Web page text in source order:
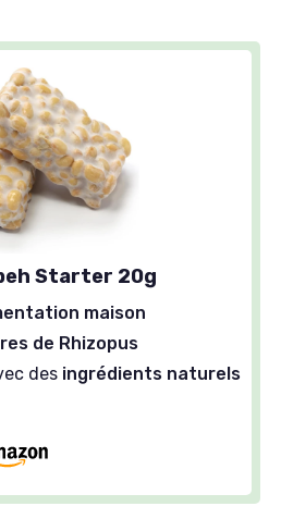
Starter 20g
maison
de Rhizopus
des ingrédients naturels